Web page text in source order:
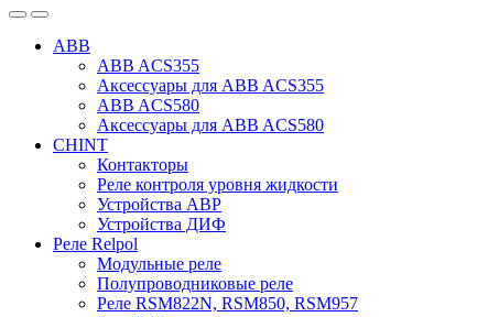
ABB
ABB ACS355
Аксессуары для ABB ACS355
ABB ACS580
Аксессуары для ABB ACS580
CHINT
Контакторы
Реле контроля уровня жидкости
Устройства АВР
Устройства ДИФ
Реле Relpol
Модульные реле
Полупроводниковые реле
Реле RSM822N, RSM850, RSM957